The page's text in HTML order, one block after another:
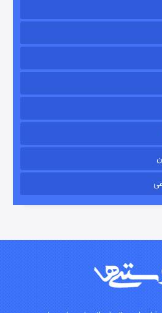
۱۵ (دوبله) منتشر شد